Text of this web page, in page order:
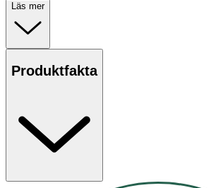
Läs mer
Produktfakta